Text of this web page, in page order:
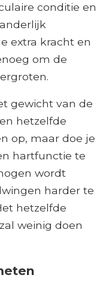
conditie en
extra kracht en
om de
gewicht van de
hetzelfde
op, maar doe je
hartfunctie te
wordt
harder te
hetzelfde
weinig doen